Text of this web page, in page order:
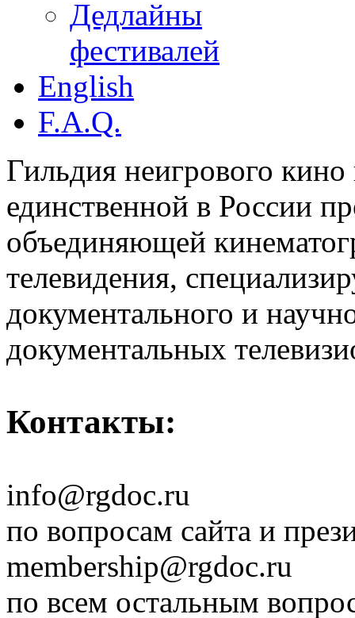
Дедлайны
фестивалей
English
F.A.Q.
Гильдия неигрового кино
единственной в России
объединяющей
телевидения,
документального и
документальных
Контакты:
info@rgdoc.ru
по вопросам сайта и
membership@rgdoc.ru
по всем остальным